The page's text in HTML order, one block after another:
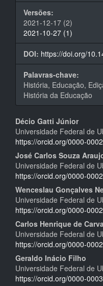
Versões:
2021-12-17 (2)
2021-10-27 (1)
DOI: https://doi.org/
Palavras-chave:
História, Educação,
História da Educação
Conteúdo
do
artigo
principal
Décio Gatti Júnior
Universidade Federal de
https://orcid.org/0000-
José Carlos Souza
Universidade Federal de
https://orcid.org/0000-
Wenceslau Gonçalves
Universidade Federal de
https://orcid.org/0000-
Carlos Henrique de
Universidade Federal de
https://orcid.org/0000-
Geraldo Inácio Filho
Universidade Federal de
https://orcid.org/0000-